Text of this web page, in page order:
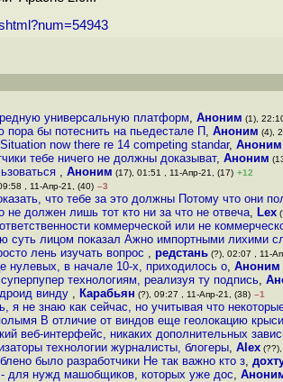
универсальную платформ, Аноним (1),
бы потеснить на пьедестале П, Аноним (4),
now there re 14 competing standar, Аноним
тебе ничего не должны доказыват, Аноним
, Аноним (17), 01:51 , 11-Апр-21, (17) +12
, 11-Апр-21, (40) –3
что тебе за это должны Потому что они
не должен лишь тот кто ни за что не отвеча, Lex
коммерческой или не
суть лицом показал Ажно импортными лихими
лень изучать вопрос , редстань (?), 02:07 , 11-
в начале 10-х, приходилось о, Аноним
технологиям, реализуя ту подпись,
винду , Карабьян (?), 09:27 , 11-Апр-21, (38) –1
я не знаю как сейчас, но учитывая что
В отличие от виндов еще геолокацию
веб-интерфейс, никаких дополнительных
технологии журналисты, блогеры, Alex
было разработчики Не так важно кто з,
для нужд машобщиков, которых уже дос,